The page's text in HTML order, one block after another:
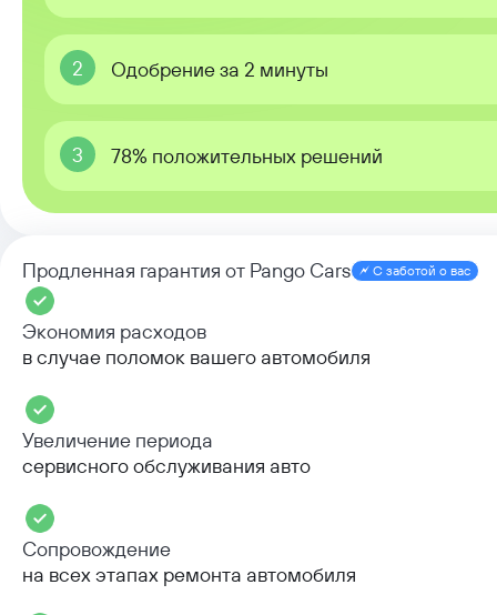
2 Одобрение за 2 минуты
3 78% положительных решений
Продленная гарантия от Pango Cars С заботой о вас
Экономия расходов
в случае поломок вашего автомобиля
Увеличение периода
сервисного обслуживания авто
Сопровождение
на всех этапах ремонта автомобиля